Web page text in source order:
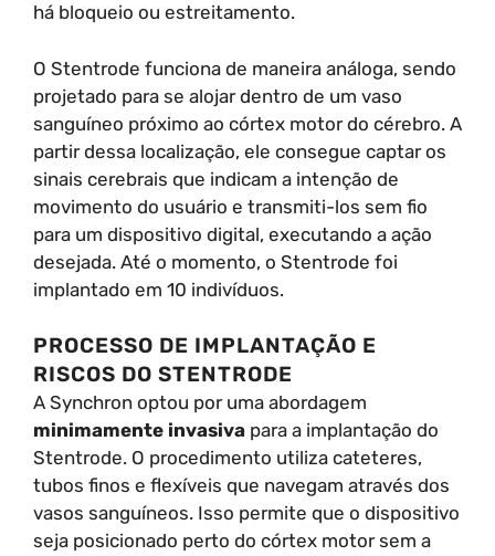
há bloqueio ou estreitamento.
O Stentrode funciona de maneira análoga, sendo
projetado para se alojar dentro de um vaso
sanguíneo próximo ao córtex motor do cérebro. A
partir dessa localização, ele consegue captar os
sinais cerebrais que indicam a intenção de
movimento do usuário e transmiti-los sem fio
para um dispositivo digital, executando a ação
desejada. Até o momento, o Stentrode foi
implantado em 10 indivíduos.
PROCESSO DE IMPLANTAÇÃO E
RISCOS DO STENTRODE
A Synchron optou por uma abordagem
minimamente invasiva para a implantação do
Stentrode. O procedimento utiliza cateteres,
tubos finos e flexíveis que navegam através dos
vasos sanguíneos. Isso permite que o dispositivo
seja posicionado perto do córtex motor sem a